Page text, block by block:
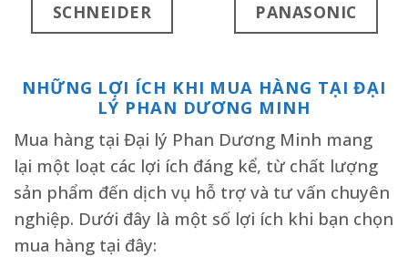
SCHNEIDER PANASONIC
NHỮNG LỢI ÍCH KHI MUA HÀNG TẠI ĐẠI
LÝ PHAN DƯƠNG MINH
Mua hàng tại Đại lý Phan Dương Minh mang
lại một loạt các lợi ích đáng kể, từ chất lượng
sản phẩm đến dịch vụ hỗ trợ và tư vấn chuyên
nghiệp. Dưới đây là một số lợi ích khi bạn chọn
mua hàng tại đây: